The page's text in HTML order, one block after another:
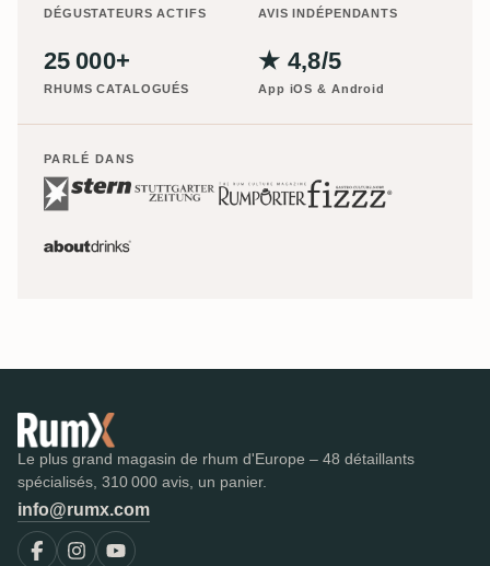
DÉGUSTATEURS ACTIFS AVIS INDÉPENDANTS
25 000+
RHUMS CATALOGUÉS
★ 4,8/5
App iOS & Android
PARLÉ DANS
Le plus grand magasin de rhum d'Europe – 48 détaillants
spécialisés, 310 000 avis, un panier.
info@rumx.com